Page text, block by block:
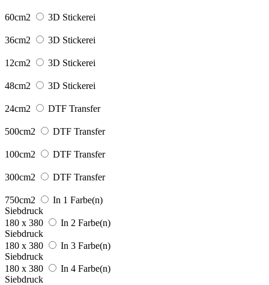
60cm2 3D Stickerei
36cm2 3D Stickerei
12cm2 3D Stickerei
48cm2 3D Stickerei
24cm2 DTF Transfer
500cm2 DTF Transfer
100cm2 DTF Transfer
300cm2 DTF Transfer
750cm2
In 1 Farbe(n)
Siebdruck
180 x 380
In 2 Farbe(n)
Siebdruck
180 x 380
In 3 Farbe(n)
Siebdruck
180 x 380
In 4 Farbe(n)
Siebdruck